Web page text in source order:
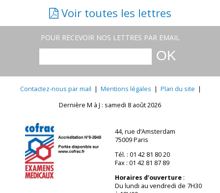
Voir toutes les lettres
POUR RECEVOIR NOS LETTRES PAR EMAIL
Contactez-nous par mail | Mentions légales | Plan du site |
Dernière M à J : samedi 8 août 2026
44, rue d’Amsterdam
75009 Paris
Tél. : 01 42 81 80 20
Fax : 01 42 81 87 89
Horaires d’ouverture:
Du lundi au vendredi de 7H30